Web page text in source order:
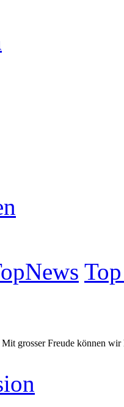
Mit grosser Freude können wir